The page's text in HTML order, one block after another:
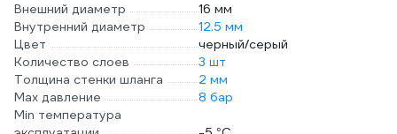
Внешний диаметр
16 мм
Внутренний диаметр
12.5 мм
Цвет
черный/серый
Количество слоев
3 шт
Толщина стенки шланга
2 мм
Max давление
8 бар
Min температура